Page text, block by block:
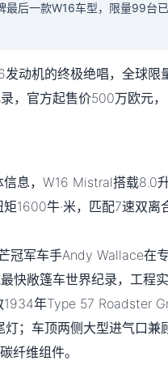
最后一款W16车型，限量99台
动机的终极绝唱，全球限
，官方起售价500万欧元
信息，W16 Mistral搭载8.0
1600牛·米，匹配7速双
冠军车手Andy Wallace在
快敞篷车世界纪录，工程实
1934年Type 57 Roadster
；车顶两侧大型进气口兼
纤维组件。